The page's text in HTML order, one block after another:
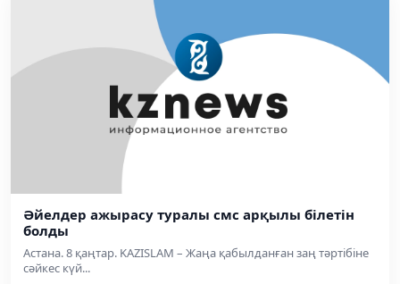
Әйелдер ажырасу туралы смс арқылы білетін
болды
Астана. 8 қаңтар. KAZISLAM – Жаңа қабылданған заң тәртібіне
сәйкес күй...